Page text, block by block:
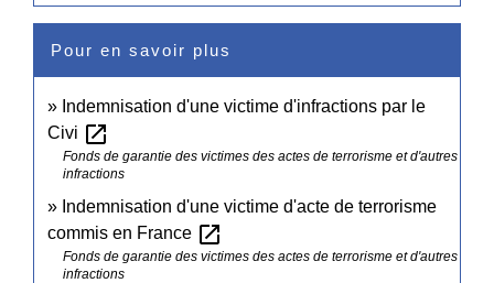
Pour en savoir plus
Indemnisation d'une victime d'infractions par le
Civi open_in_new
Fonds de garantie des victimes des actes de terrorisme et d'autres
infractions
Indemnisation d'une victime d'acte de terrorisme
commis en France open_in_new
Fonds de garantie des victimes des actes de terrorisme et d'autres
infractions